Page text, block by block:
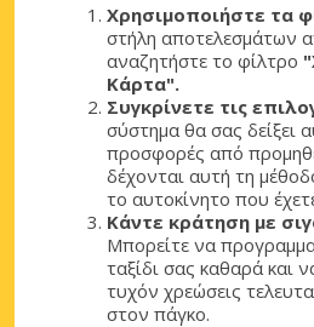
Χρησιμοποιήστε τα
στήλη αποτελεσμάτων
αναζητήστε το φίλτρο
Κάρτα".
Συγκρίνετε τις
σύστημα θα σας δείξει
προσφορές από
δέχονται αυτή τη
το αυτοκίνητο που
Κάντε κράτηση με
Μπορείτε να
ταξίδι σας καθαρά και
τυχόν χρεώσεις
στον πάγκο.